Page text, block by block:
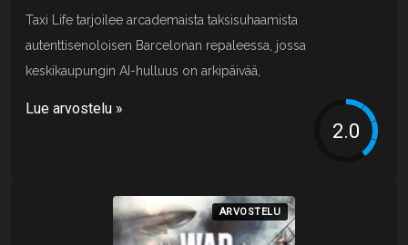
Taxi Life tarjoilee arcademaista taksisuhaamista
autenttisenoloisen Barcelonan repaleessa, jossa
keskikaupungin AI-hulluus on arkipäivää,
Lue arvostelu »
ARVOSTELU